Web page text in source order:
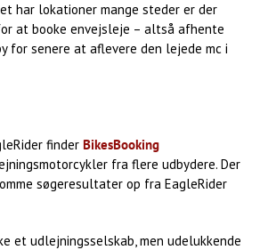
har lokationer mange steder er der
at booke envejsleje – altså afhente
for senere at aflevere den lejede mc i
finder BikesBooking
fra flere udbydere. Der
søgeresultater op fra EagleRider
et udlejningsselskab, men udelukkende